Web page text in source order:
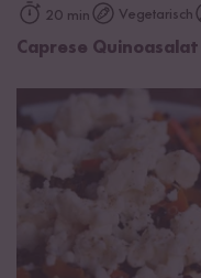
20 min Vegetarisch
Caprese Quinoasalat